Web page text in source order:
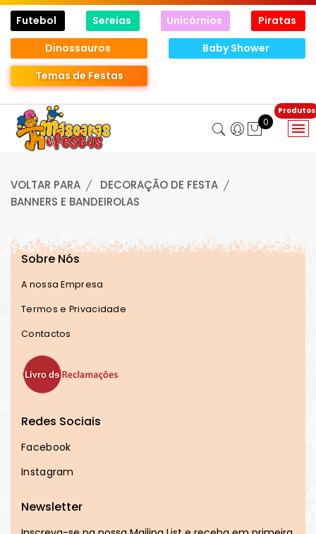
Futebol Sereias Unicórnios
Piratas
Dinossauros
Baby Shower
Temas de Festas
0
VOLTAR PARA
DECORAÇÃO DE FESTA
BANNERS E BANDEIROLAS
Sobre Nós
A nossa Empresa
Termos e Privacidade
Contactos
Redes Sociais
Facebook
Instagram
Newsletter